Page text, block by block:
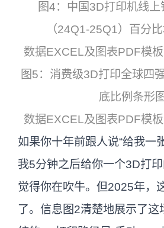
图4：中国3D打印机线
（24Q1-25Q1）百分
数据EXCEL及图表PDF模
图5：消费级3D打印全球四
底比例条形图
数据EXCEL及图表PDF模
如果你十年前跟人说“给我一
我5分钟之后给你一个3D打
觉得你在吹牛。但2025年，
了。信息图2清楚地展示了这